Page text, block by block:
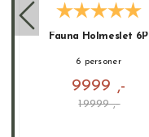
Fauna Holmeslet 6P
6 personer
9999 ,-
19999 ,-